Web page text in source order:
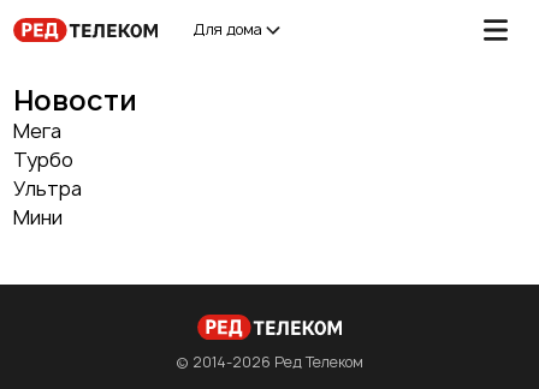
Для дома
Новости
Мега
Турбо
Ультра
Мини
© 2014-2026 Ред Телеком